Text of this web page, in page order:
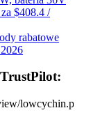
$408.4 /
rabatowe
TrustPilot:
lowcychin.pl